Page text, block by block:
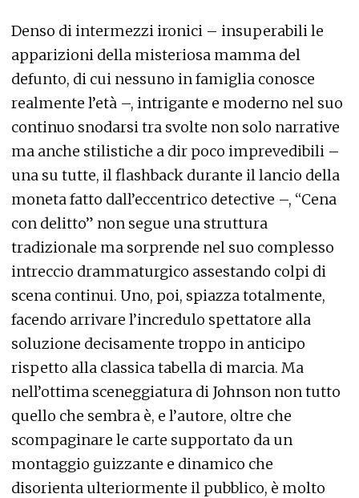
Denso di intermezzi ironici – insuperabili le
apparizioni della misteriosa mamma del
defunto, di cui nessuno in famiglia conosce
realmente l’età –, intrigante e moderno nel suo
continuo snodarsi tra svolte non solo narrative
ma anche stilistiche a dir poco imprevedibili –
una su tutte, il flashback durante il lancio della
moneta fatto dall’eccentrico detective –, “Cena
con delitto” non segue una struttura
tradizionale ma sorprende nel suo complesso
intreccio drammaturgico assestando colpi di
scena continui. Uno, poi, spiazza totalmente,
facendo arrivare l’incredulo spettatore alla
soluzione decisamente troppo in anticipo
rispetto alla classica tabella di marcia. Ma
nell’ottima sceneggiatura di Johnson non tutto
quello che sembra è, e l’autore, oltre che
scompaginare le carte supportato da un
montaggio guizzante e dinamico che
disorienta ulteriormente il pubblico, è molto